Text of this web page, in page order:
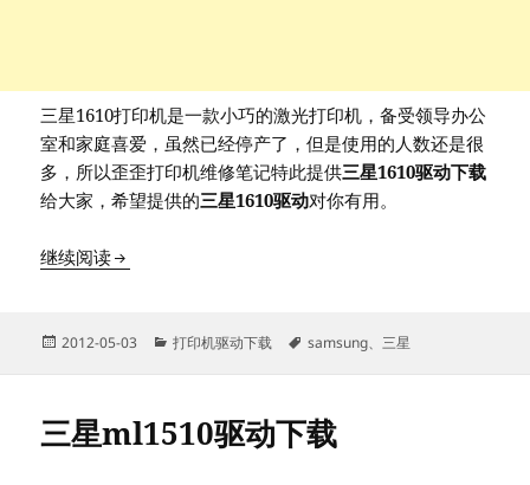
三星1610打印机是一款小巧的激光打印机，备受领导办公
室和家庭喜爱，虽然已经停产了，但是使用的人数还是很
多，所以歪歪打印机维修笔记特此提供三星1610驱动下载
给大家，希望提供的三星1610驱动对你有用。
继续阅读三星1610驱动下载地址
发
2012-05-03
分
打印机驱动下载
标
samsung、三星
三星ml1510驱动下载